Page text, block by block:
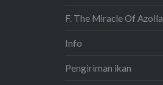
F. The Miracle Of Azolla
Info
Pengiriman ikan